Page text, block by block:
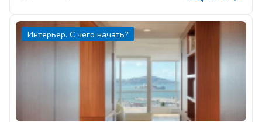
Интерьер. С чего начать?